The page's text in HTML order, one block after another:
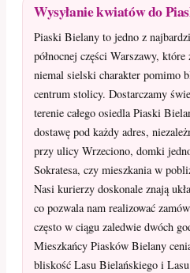
Wysyłanie kwiatów do
Piaski Bielany to jedno z
północnej części Warszawy,
niemal sielski charakter pomimo
centrum stolicy. Dostarczamy
terenie całego osiedla Piaski
dostawę pod każdy adres,
przy ulicy Wrzeciono, domki
Sokratesa, czy mieszkania w
Nasi kurierzy doskonale znają
co pozwala nam realizować
często w ciągu zaledwie dwóch
Mieszkańcy Piasków Bielany
bliskość Lasu Bielańskiego i